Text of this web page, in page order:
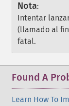
Nota:
Intentar
(llamado al
fatal.
Found A
Learn How To